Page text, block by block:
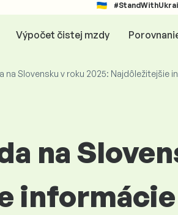
Výpočet čistej mzdy
na Slovensku v roku 2025: Najdôležitejšie
na
informácie